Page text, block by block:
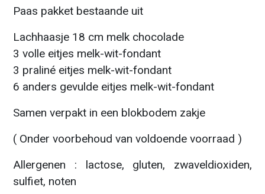
Paas pakket bestaande uit
Lachhaasje 18 cm melk chocolade
3 volle eitjes melk-wit-fondant
3 praliné eitjes melk-wit-fondant
6 anders gevulde eitjes melk-wit-fondant
Samen verpakt in een blokbodem zakje
( Onder voorbehoud van voldoende voorraad )
Allergenen : lactose, gluten, zwaveldioxiden,
sulfiet, noten